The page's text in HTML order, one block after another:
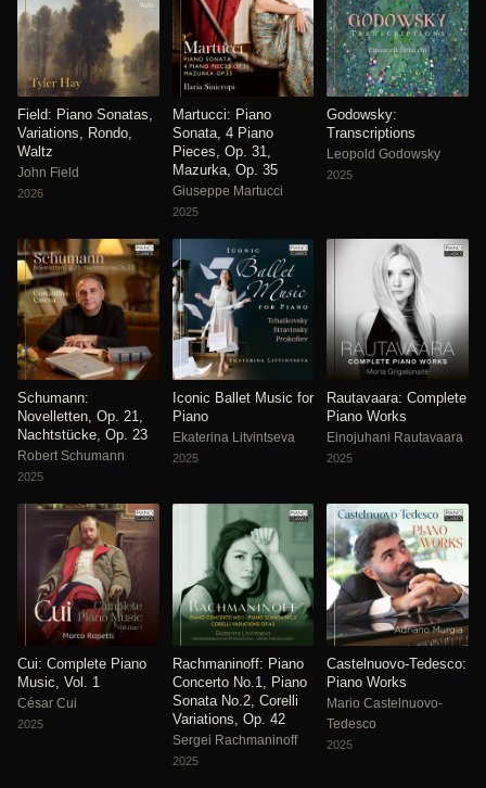
Field: Piano Sonatas,
Variations, Rondo,
Waltz
John Field
2026
Martucci: Piano
Sonata, 4 Piano
Pieces, Op. 31,
Mazurka, Op. 35
Giuseppe Martucci
2025
Godowsky:
Transcriptions
Leopold Godowsky
2025
Schumann:
Novelletten, Op. 21,
Nachtstücke, Op. 23
Robert Schumann
2025
Iconic Ballet Music for
Piano
Ekaterina Litvintseva
2025
Rautavaara: Complete
Piano Works
Einojuhani Rautavaara
2025
Cui: Complete Piano
Music, Vol. 1
César Cui
2025
Rachmaninoff: Piano
Concerto No.1, Piano
Sonata No.2, Corelli
Variations, Op. 42
Sergei Rachmaninoff
2025
Castelnuovo-Tedesco:
Piano Works
Mario Castelnuovo-
Tedesco
2025